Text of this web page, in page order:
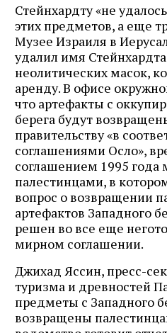
Стейнхардту «не
этих предметов, а еще
Музее Израиля в
удалил имя
неолитических масок,
аренду. В офисе
что артефакты с
берега будут
правительству «в
соглашениями Осло»,
соглашением 1995
палестинцами, в
вопрос о возвращении
артефактов Западного
решен во все еще
мирном соглашении.
Джихад Яссин, пресс-
туризма и древностей
предметы с Западного
возвращены